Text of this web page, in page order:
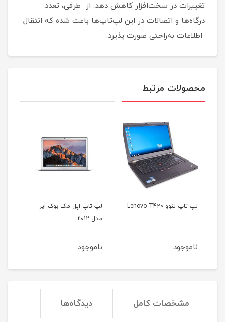
تغییرات در سخت‌افزار کاهش دهد. از طرفی، تعدد
درگاه‌ها و اتصالات در این لپ‌تاپ‌ها باعث شده که انتقال
اطلاعات به‌راحتی صورت پذیرد.
محصولات مرتبط
لپ تاپ لنوو Lenovo T420
ناموجود
لپ تاپ اپل مک بوک ایر
مدل 2012
ناموجود
مشخصات کامل دیدگاه‌ها